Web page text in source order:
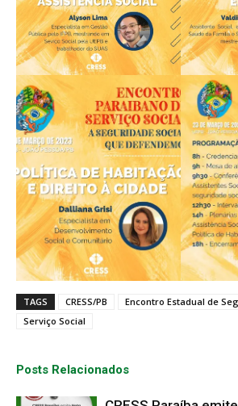
TAGS CRESS/PB
Encontro Estadual de
Serviço Social
Posts Relacionados